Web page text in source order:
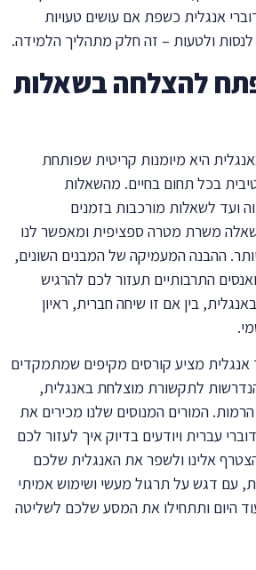
אנגלית כשפת אם עושים טעויות
ולטעות – זה חלק מתהליך הלמידה.
להצלחה בשאלות
היא מיומנות קריטית שפותחת
בכל תחום בחיים. מהשאלות
ועד לשאלות מורכבות בזמנים
משרת מטרה ספציפית ומאפשר לנו
ההבנה המעמיקה של המבנים השונים,
התרבותיים תעזור לכם להרגיש
בין אם זו שיחה חברית, ראיון
אנגלית מציע קורסים מקיפים שמתמקדים
הנדרשות לתקשורת מוצלחת באנגלית,
המורים המנוסים שלנו מכירים את
עברית ויודעים בדיוק איך לעזור לכם
אלינו ולשפר את האנגלית שלכם
עם דגש על תרגול מעשי ושימוש אמיתי
היום ותתחילו את המסע שלכם לשליטה